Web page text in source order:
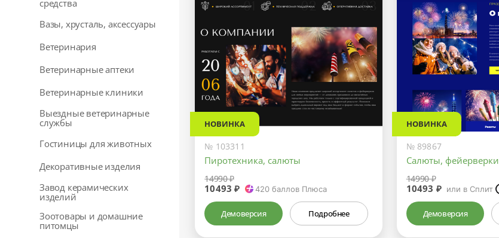
средства
Вазы, хрусталь, аксессуары
Ветеринария
Ветеринарные аптеки
Ветеринарные клиники
Выездные ветеринарные
службы
Гостиницы для животных
Декоративные изделия
Завод керамических
изделий
Зоотовары и домашние
питомцы
НОВИНКА
№ 103311
Пиротехника, салюты
14990 ₽
10493 ₽ 420баллов Плюса
Демоверсия Подробнее
НОВИНКА
№ 89867
Салюты, фейерверки
14990 ₽
10493 ₽ или в Сплит
Демоверсия